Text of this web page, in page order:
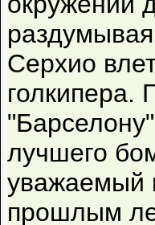
Серхио
голкипера.
лучшего
уважаемый
прошлым